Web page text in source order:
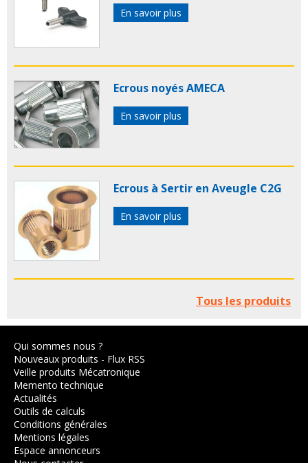
En savoir plus
Ecrous noyés AMECA
En savoir plus
Ecrous à Sertir en Aveugle C2G
En savoir plus
Tous les produits
Qui sommes nous ?
Nouveaux produits - Flux RSS
Veille produits Mécatronique
Memento technique
Actualités
Outils de calculs
Conditions générales
Mentions légales
Espace annonceurs